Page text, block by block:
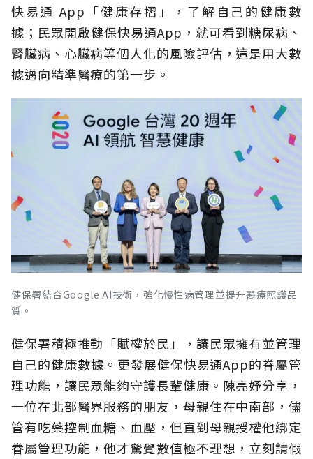
快易通 App「健康存摺」，了解自己的健康數
據；民眾開啟健保快易通App，就可看到糖尿病、
腎臟病、心臟病等個人化的風險評估，這是用大數
據邁向精準醫療的第一步。
健保署結合Google AI技術，強化慢性病管理並提升醫療照護品
質。
健保署積極推動「賦權於民」，讓民眾擁有並管理
自己的健康數據。更發展健保快易通App的眷屬管
理功能，讓民眾能夠守護長輩健康。陳亮妤分享，
一位在北部醫界服務的朋友，母親住在中南部，儘
管有吃藥控制血糖、血壓，但直到母親授權他綁定
眷屬管理功能，他才驚覺數值極不理想，立刻請假